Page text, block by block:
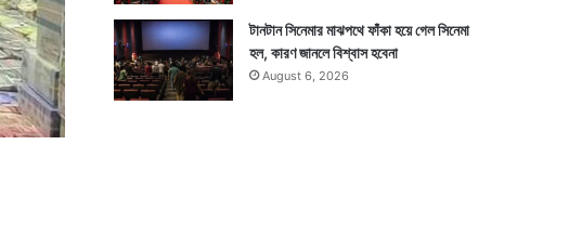
টানটান সিনেমার মাঝপথে ফাঁকা হয়ে গেল সিনেমা
হল, কারণ জানলে বিশ্বাস হবেনা
August 6, 2026